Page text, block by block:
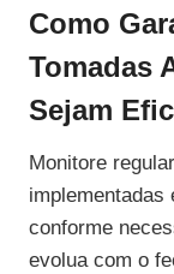
Como
Tomadas
Sejam
Monitore
implementadas
conforme
evolua com o